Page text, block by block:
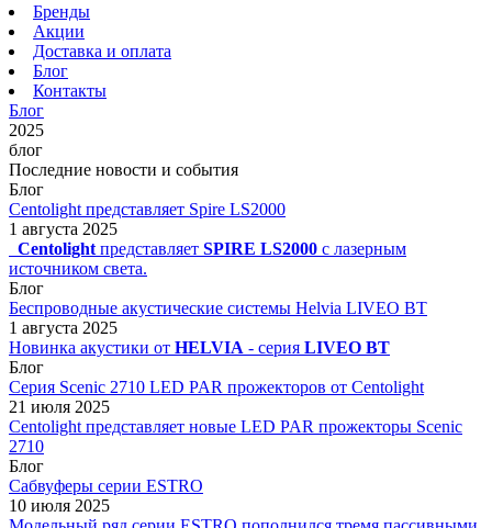
Бренды
Акции
Доставка и оплата
Блог
Контакты
Блог
2025
блог
Последние новости и события
Блог
Centolight представляет Spire LS2000
1 августа 2025
Centolight представляет SPIRE LS2000 с лазерным
источником света.
Блог
Беспроводные акустические системы Helvia LIVEO BT
1 августа 2025
Новинка акустики от HELVIA - серия LIVEO BT
Блог
Серия Scenic 2710 LED PAR прожекторов от Centolight
21 июля 2025
Centolight представляет новые LED PAR прожекторы Scenic
2710
Блог
Сабвуферы серии ESTRO
10 июля 2025